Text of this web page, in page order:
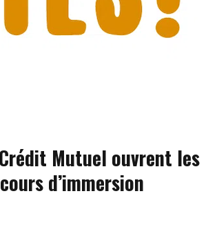
Mutuel ouvrent les
d’immersion